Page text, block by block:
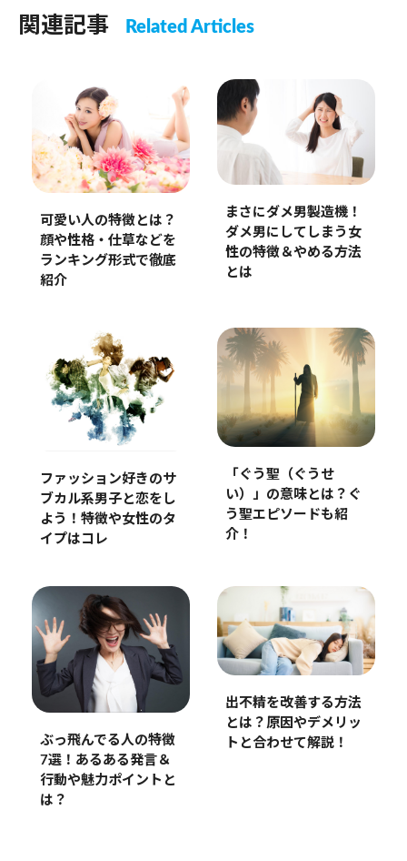
関連記事 Related Articles
可愛い人の特徴とは？
顔や性格・仕草などを
ランキング形式で徹底
紹介
まさにダメ男製造機！
ダメ男にしてしまう女
性の特徴＆やめる方法
とは
ファッション好きのサ
ブカル系男子と恋をし
よう！特徴や女性のタ
イプはコレ
「ぐう聖（ぐうせ
い）」の意味とは？ぐ
う聖エピソードも紹
介！
ぶっ飛んでる人の特徴
7選！あるある発言＆
行動や魅力ポイントと
は？
出不精を改善する方法
とは？原因やデメリッ
トと合わせて解説！